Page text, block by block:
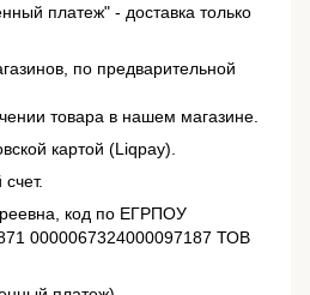
платеж" - доставка только
по предварительной
товара в нашем магазине.
картой (Liqpay).
код по ЕГРПОУ
0000067324000097187 ТОВ